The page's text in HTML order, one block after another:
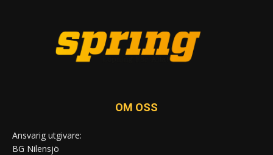
OM OSS
Ansvarig utgivare:
BG Nilensjö